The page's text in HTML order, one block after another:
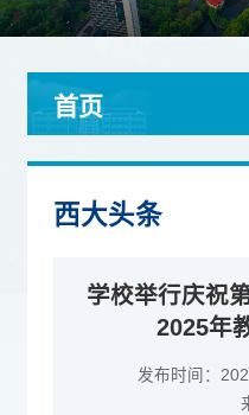
首页
西大头条
学校举行庆祝
2025年
发布时间：